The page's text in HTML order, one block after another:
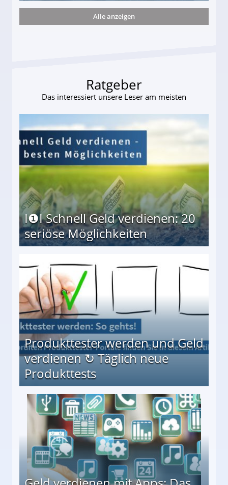
darf Geld behalten!
Alle anzeigen
Ratgeber
Das interessiert unsere Leser am meisten
I❶I Schnell Geld verdienen: 20
seriöse Möglichkeiten
Produkttester werden und Geld
verdienen ↻ Täglich neue
Produkttests
↻ Täglich neue Produkttests